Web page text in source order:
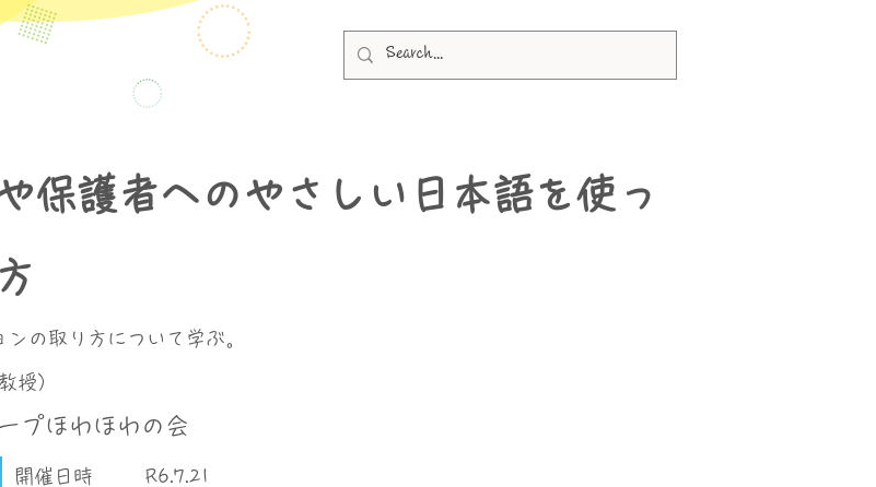
保護者へのやさしい日本語を使っ
の取り方について学ぶ。
授）
プほわほわの会
​開催日時
R6.7.21